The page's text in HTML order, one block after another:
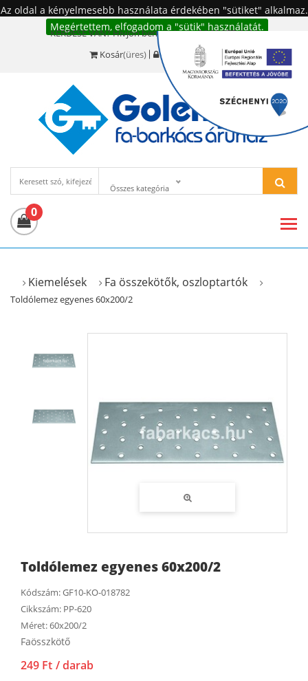
Az oldal a kényelmesebb használata érdekében "sütiket" alkalmaz.
Megértettem, elfogadom a "sütik" használatát.
KÉRDÉSE VAN? Hívjon bennünket!:+36 20 977-6494
Kosár(üres) Bejelentkezés
Összes kategória
0
Kiemelések Fa összekötők, oszloptartók
Toldólemez egyenes 60x200/2
Toldólemez egyenes 60x200/2
Kódszám:GF10-KO-018782
Cikkszám: PP-620
Méret:60x200/2
Faösszkötő
249 Ft / darab